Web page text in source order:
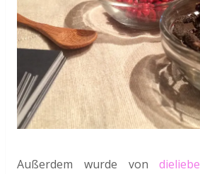
Außerdem wurde vondieliebe